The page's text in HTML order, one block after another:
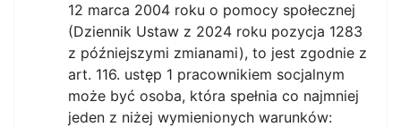
12 marca 2004 roku o pomocy społecznej
(Dziennik Ustaw z 2024 roku pozycja 1283
z późniejszymi zmianami), to jest zgodnie z
art. 116. ustęp 1 pracownikiem socjalnym
może być osoba, która spełnia co najmniej
jeden z niżej wymienionych warunków: